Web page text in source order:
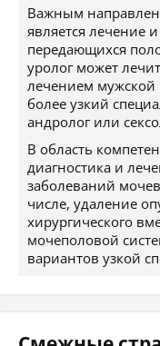
Важным
является лечение
передающихся
уролог может
лечением мужской
более узкий
андролог или
В область
диагностика и
заболеваний
числе, удаление
хирургического
мочеполовой
вариантов узкой